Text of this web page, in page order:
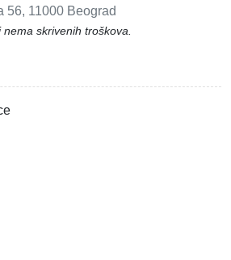
56, 11000 Beograd
skrivenih troškova.